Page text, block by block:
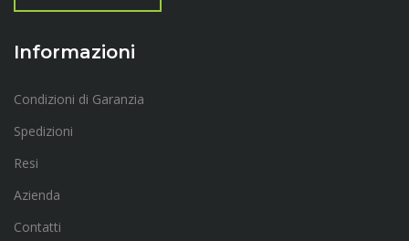
Informazioni
Condizioni di Garanzia
Spedizioni
Resi
Azienda
Contatti